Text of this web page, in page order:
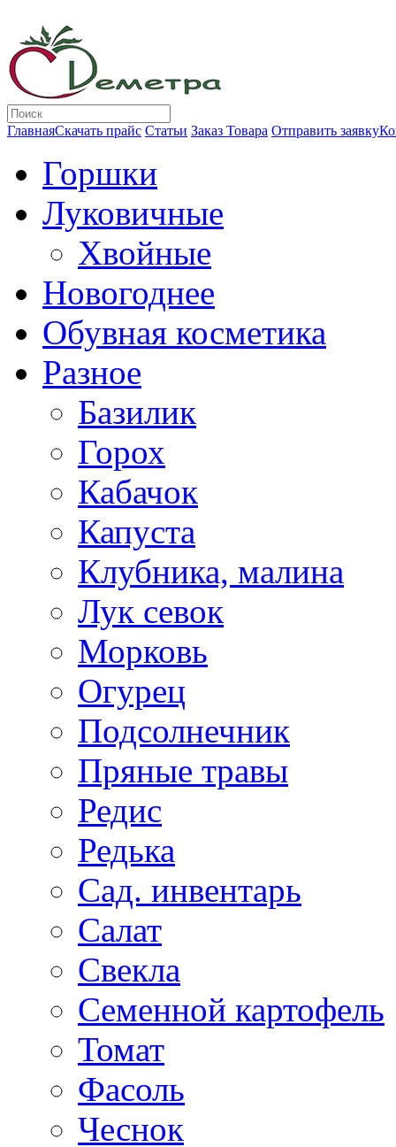
ГлавнаяСкачать прайс Статьи Заказ Товара Отправить заявку
Горшки
Луковичные
Хвойные
Новогоднее
Обувная косметика
Разное
Базилик
Горох
Кабачок
Капуста
Клубника, малина
Лук севок
Морковь
Огурец
Подсолнечник
Пряные травы
Редис
Редька
Сад. инвентарь
Салат
Свекла
Семенной картофель
Томат
Фасоль
Чеснок